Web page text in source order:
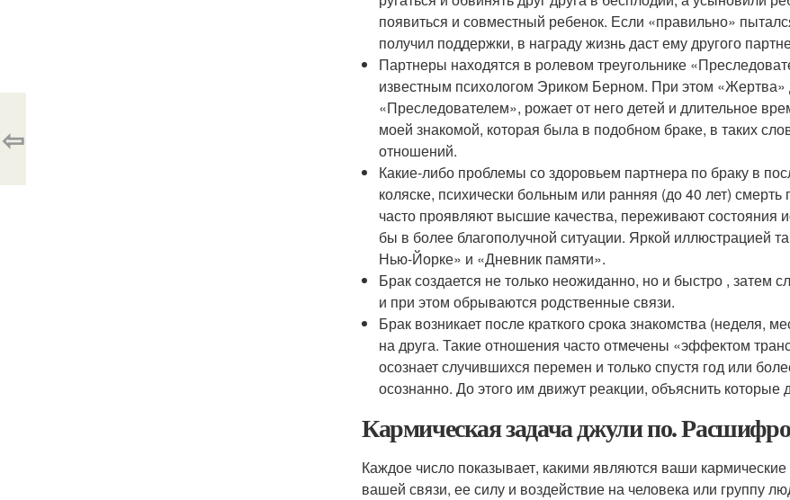
появиться и совместный ребенок. Если «правильно»
получил поддержки, в награду жизнь даст ему другого
Партнеры находятся в ролевом треугольнике
известным психологом Эриком Берном. При этом «Жертва»
«Преследователем», рожает от него детей и длительное
моей знакомой, которая была в подобном браке, в таких
отношений.
Какие-либо проблемы со здоровьем партнера по браку в
коляске, психически больным или ранняя (до 40 лет)
часто проявляют высшие качества, переживают состояния
бы в более благополучной ситуации. Яркой иллюстрацией
Нью-Йорке» и «Дневник памяти».
Брак создается не только неожиданно, но и быстро , затем
и при этом обрываются родственные связи.
Брак возникает после краткого срока знакомства (неделя,
на друга. Такие отношения часто отмечены «эффектом
осознает случившихся перемен и только спустя год или
осознанно. До этого им движут реакции, объяснить которые
Кармическая задача джули по.
Каждое число показывает, какими являются ваши
вашей связи, ее силу и воздействие на человека или группу
⇦